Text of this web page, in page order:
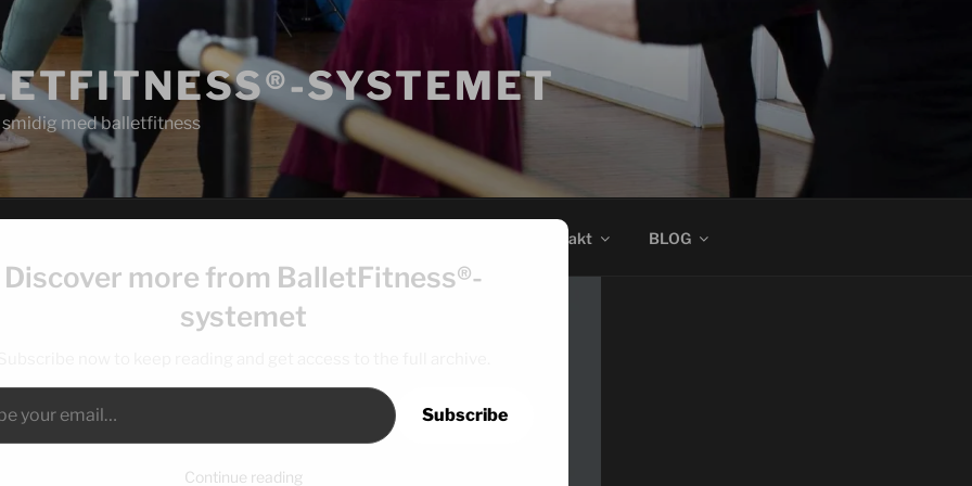
SYSTEMET
med balletfitness
Kontakt BLOG
Discover more from BalletFitness®-
systemet
Subscribe
Continue reading